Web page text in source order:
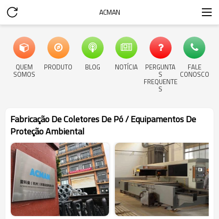
ACMAN
QUEM
SOMOS
PRODUTO BLOG NOTÍCIA PERGUNTA
S
FREQUENTE
S
FALE
CONOSCO
Fabricação De Coletores De Pó / Equipamentos De
Proteção Ambiental